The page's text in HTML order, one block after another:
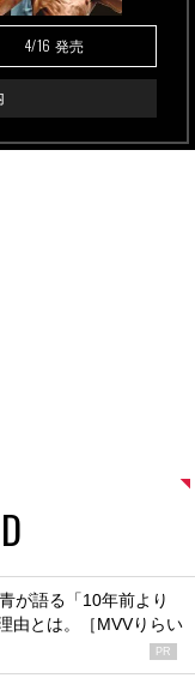
4/16 発売
が語る「10年前より
由とは。［MVVりらい
PR